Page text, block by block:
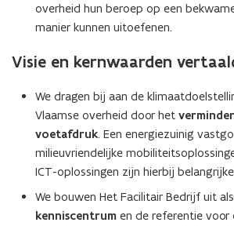
overheid hun beroep op een
manier kunnen uitoefenen.
Visie en kernwaarden
We dragen bij aan de
Vlaamse overheid door het
voetafdruk. Een energiezuinig
milieuvriendelijke
ICT-oplossingen zijn hierbij
We bouwen Het Facilitair Bedrijf uit
kenniscentrum en de referentie voor